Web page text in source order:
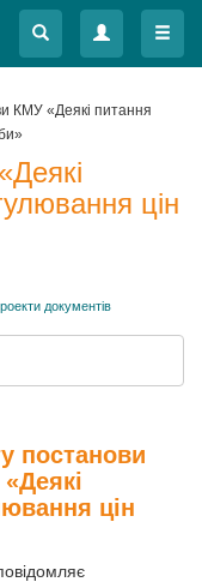
Меню
Меню
КМУ «Деякі питання
цін
документів
постанови
цін